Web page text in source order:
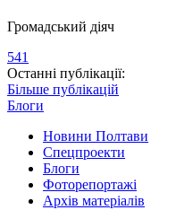
Громадський діяч
541
Останні публікації:
Більше публікацій
Блоги
Новини Полтави
Спецпроекти
Блоги
Фоторепортажі
Архів матеріалів